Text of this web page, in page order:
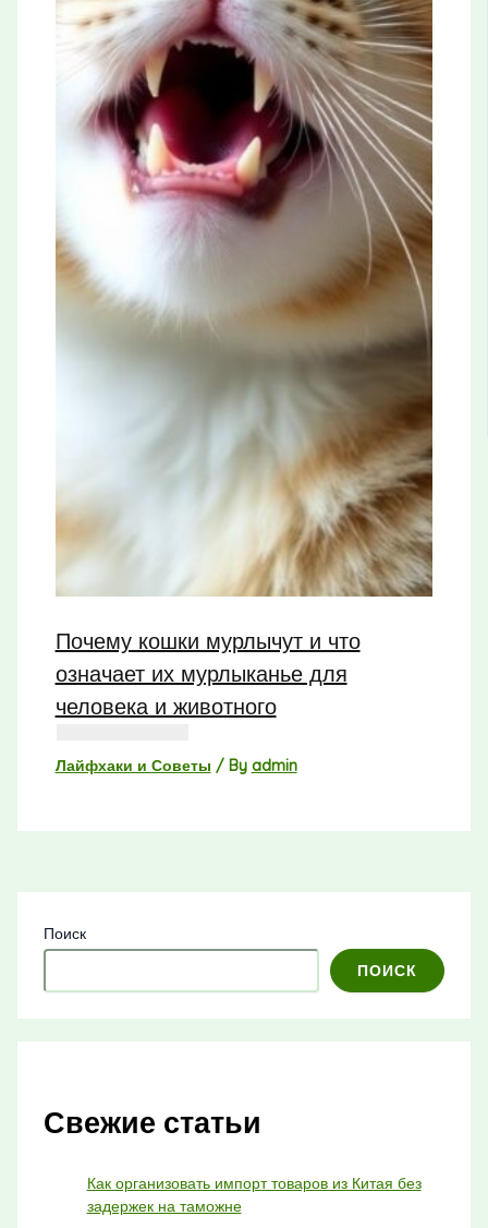
Почему кошки мурлычут и что
означает их мурлыканье для
человека и животного
Лайфхаки и Советы / By admin
Поиск
ПОИСК
Свежие статьи
Как организовать импорт товаров из Китая без
задержек на таможне